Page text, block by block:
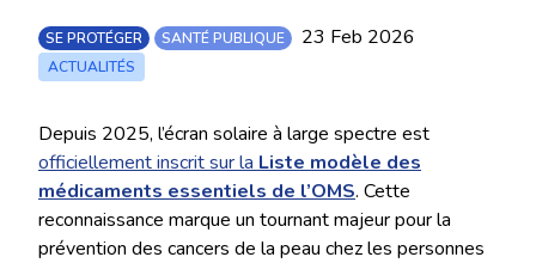
SE PROTÉGER SANTÉ PUBLIQUE 23 Feb 2026
ACTUALITÉS
Depuis 2025, l’écran solaire à large spectre est
officiellement inscrit sur la Liste modèle des
médicaments essentiels de l’OMS. Cette
reconnaissance marque un tournant majeur pour la
prévention des cancers de la peau chez les personnes